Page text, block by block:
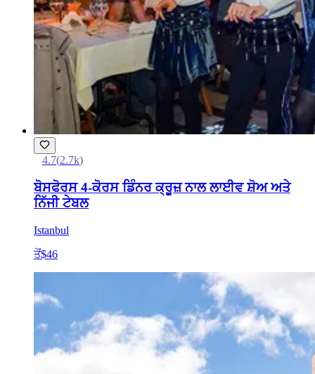
4.7(2.7k)
ਬੋਸਫੋਰਸ 4-ਕੋਰਸ ਡਿੰਨਰ ਕ੍ਰੂਜ਼ ਨਾਲ ਲਾਈਵ ਸ਼ੋਅ ਅਤੇ
ਨਿੱਜੀ ਟੇਬਲ
Istanbul
ਤੋਂ$46